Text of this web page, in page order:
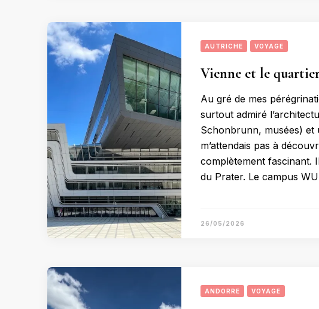
AUTRICHE VOYAGE
Vienne et le
Au gré de mes
surtout admiré
Schonbrunn, musées) et
m’attendais pas à
complètement fascinant.
du Prater. Le campus
26/05/2026
ANDORRE VOYAGE